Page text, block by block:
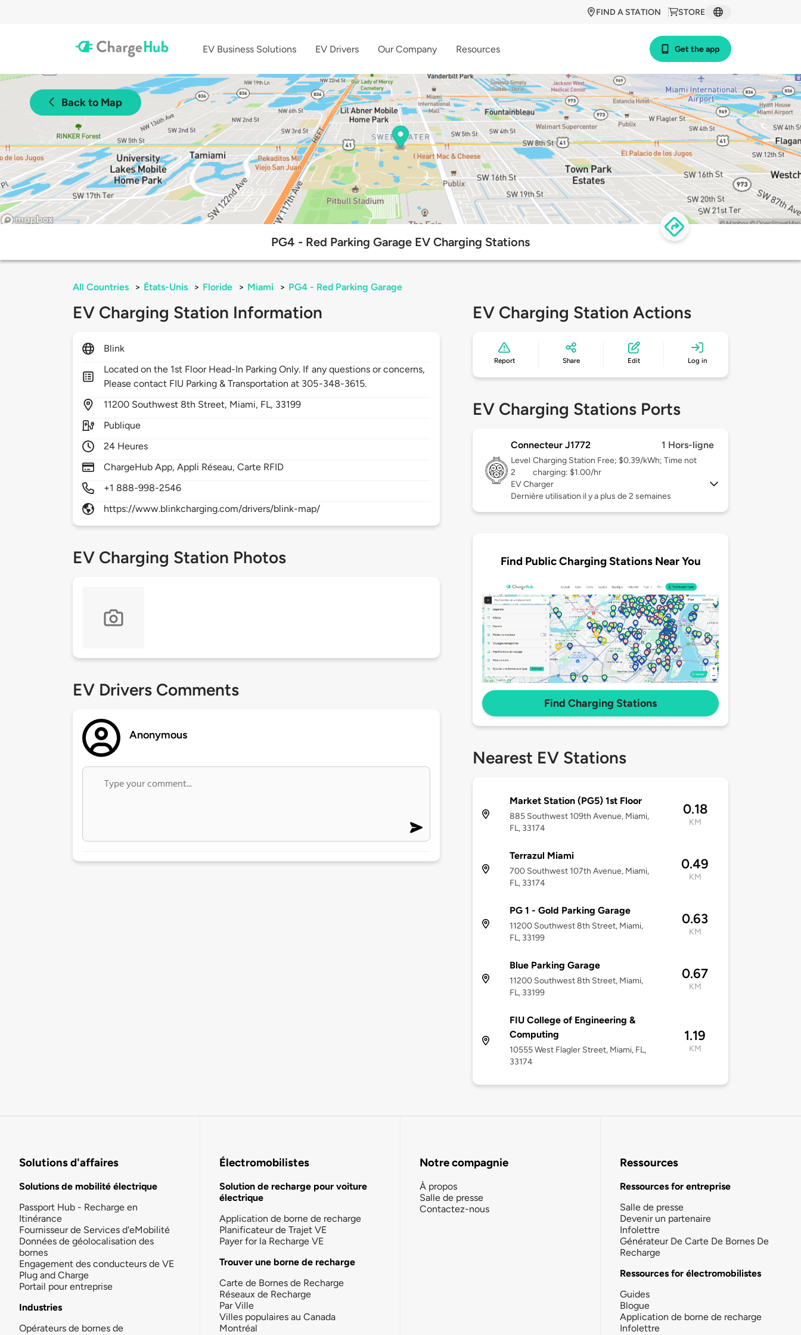
STORE
FIND A STATION
EV Business Solutions EV Drivers Our Company Resources Get the app
Back to Map
PG4 - Red Parking Garage EV Charging Stations
All Countries > États-Unis > Floride > Miami > PG4 - Red Parking Garage
EV Charging Station Information
Blink
Located on the 1st Floor Head-In Parking Only. If any questions or concerns,
Please contact FIU Parking & Transportation at 305-348-3615.
11200 Southwest 8th Street, Miami, FL, 33199
Publique
24 Heures
ChargeHub App, Appli Réseau, Carte RFID
+1 888-998-2546
https://www.blinkcharging.com/drivers/blink-map/
EV Charging Station Photos
EV Drivers Comments
Anonymous
EV Charging Station Actions
Report Share Edit Log in
EV Charging Stations Ports
Connecteur J1772 1 Hors-ligne
Level
2
Charging Station Free; $0.39/kWh; Time not
charging: $1.00/hr
EV Charger
Dernière utilisation il y a plus de 2 semaines
Find Public Charging Stations Near You
Find Charging Stations
Nearest EV Stations
Market Station (PG5) 1st Floor
885 Southwest 109th Avenue, Miami,
FL, 33174
0.18
KM
Terrazul Miami
700 Southwest 107th Avenue, Miami,
FL, 33174
0.49
KM
PG 1 - Gold Parking Garage
11200 Southwest 8th Street, Miami,
FL, 33199
0.63
KM
Blue Parking Garage
11200 Southwest 8th Street, Miami,
FL, 33199
0.67
KM
FIU College of Engineering &
Computing
10555 West Flagler Street, Miami, FL,
33174
1.19
KM
Solutions d'affaires
Solutions de mobilité électrique
Passport Hub - Recharge en
Itinérance
Fournisseur de Services d'eMobilité
Données de géolocalisation des
bornes
Engagement des conducteurs de VE
Plug and Charge
Portail pour entreprise
Industries
Opérateurs de bornes de
Électromobilistes
Solution de recharge pour voiture
électrique
Application de borne de recharge
Planificateur de Trajet VE
Payer for la Recharge VE
Trouver une borne de recharge
Carte de Bornes de Recharge
Réseaux de Recharge
Par Ville
Villes populaires au Canada
Montréal
Notre compagnie
À propos
Salle de presse
Contactez-nous
Ressources
Ressources for entreprise
Salle de presse
Devenir un partenaire
Infolettre
Générateur De Carte De Bornes De
Recharge
Ressources for électromobilistes
Guides
Blogue
Application de borne de recharge
Infolettre